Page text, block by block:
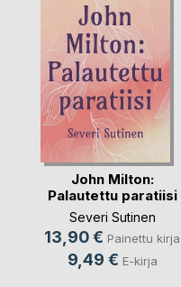
John Milton:
Palautettu paratiisi
Severi Sutinen
13,90 € Painettu kirja
9,49 € E-kirja